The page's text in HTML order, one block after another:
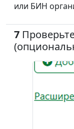
или БИН
7